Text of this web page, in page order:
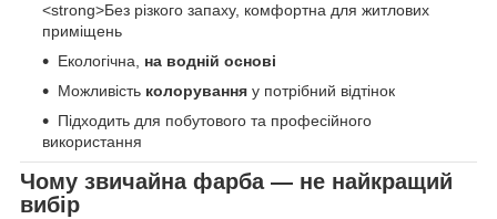
<strong>Без різкого запаху, комфортна для житлових
приміщень
Екологічна, на водній основі
Можливість колорування у потрібний відтінок
Підходить для побутового та професійного
використання
Чому звичайна фарба — не найкращий
вибір